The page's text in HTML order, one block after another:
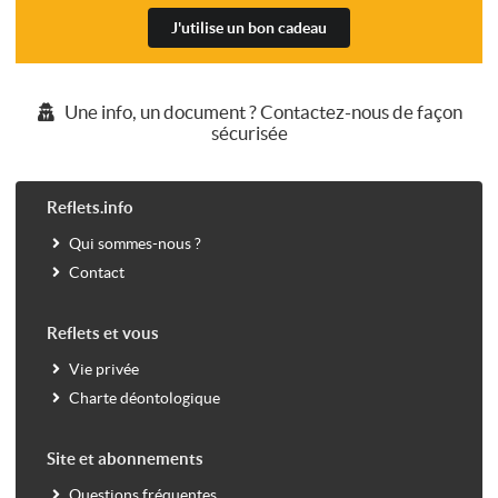
J'utilise un bon cadeau
Une info, un document ? Contactez-nous de façon
sécurisée
Reflets.info
Qui sommes-nous ?
Contact
Reflets et vous
Vie privée
Charte déontologique
Site et abonnements